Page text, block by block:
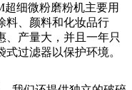
超细微粉磨粉机主要用
料、颜料和化妆品行
、产量大，并且一年只
过滤器以保护环境。